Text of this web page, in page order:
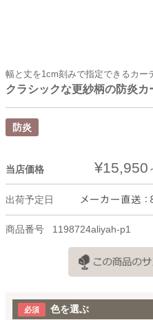
幅と丈を1cm刻みで指定できるカー
クラシックな更紗柄の防炎
防炎
当店価格 ¥15,950
出荷予定日
商品番号 1198724aliyah-p1
色を選ぶ